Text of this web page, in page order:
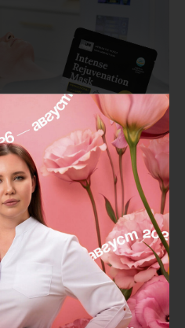
качества кожи!
20% скидка на
S
на область лицо +
дарим
маску